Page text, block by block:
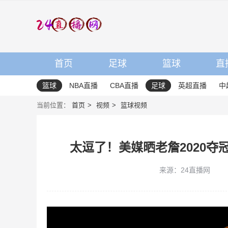
首页 足球 篮球 直
篮球 NBA直播 CBA直播 足球 英超直播 中
当前位置： 首页 视频 篮球视频
太逗了！美媒晒老詹2020夺
来源：24直播网